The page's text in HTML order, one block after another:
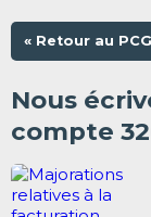
« Retour au PCG
Nous
compte